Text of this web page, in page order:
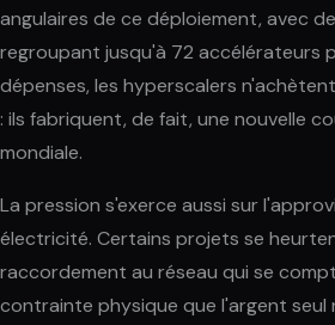
angulaires de ce déploiement, avec
regroupant jusqu'à 72 accélérateurs
dépenses, les hyperscalers
: ils fabriquent, de fait, une nouvelle
mondiale.
La pression s'exerce aussi sur
électricité. Certains projets se
raccordement au réseau qui se
contrainte physique que l'argent seul